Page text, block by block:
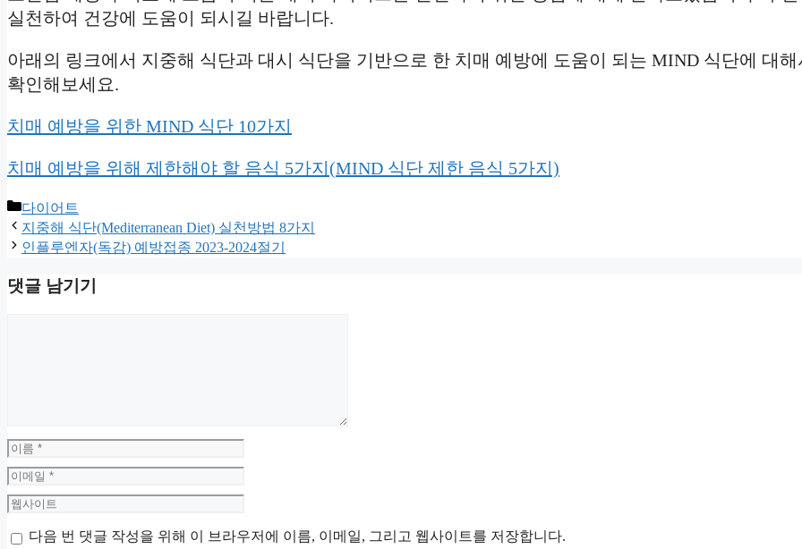
실천하여 건강에 도움이 되시길 바랍니다.
아래의 링크에서 지중해 식단과 대시 식단을 기반으로 한 치매 예방에 도움이 되는 MIND 식단에 대해
확인해보세요.
치매 예방을 위한 MIND 식단 10가지
치매 예방을 위해 제한해야 할 음식 5가지(MIND 식단 제한 음식 5가지)
카
테
고
다이어트
지중해 식단(Mediterranean Diet) 실천방법 8가지
인플루엔자(독감) 예방접종 2023-2024절기
댓글 남기기
이
름
이
메
일
웹
이
다음 번 댓글 작성을 위해 이 브라우저에 이름, 이메일, 그리고 웹사이트를 저장합니다.